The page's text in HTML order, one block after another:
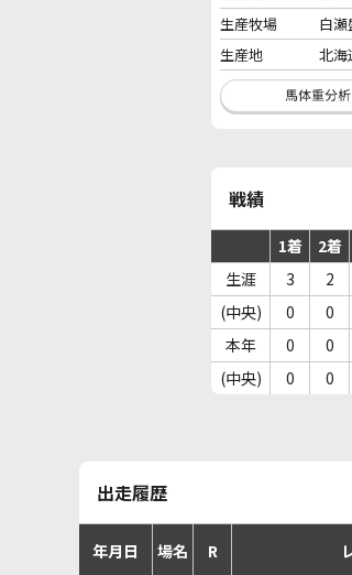
生産牧場
白瀬
生産地
北海
戦績
1着 2着
生涯
3 2
(中央)
0 0
本年
0 0
(中央)
0 0
出走履歴
年月日 場名 R